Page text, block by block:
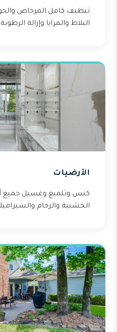
تنظيف كامل المرحاض
البلاط والمرايا وإزالة
الأرضيات
كنس وتلميع وغسيل جميع
الخشبية والرخام